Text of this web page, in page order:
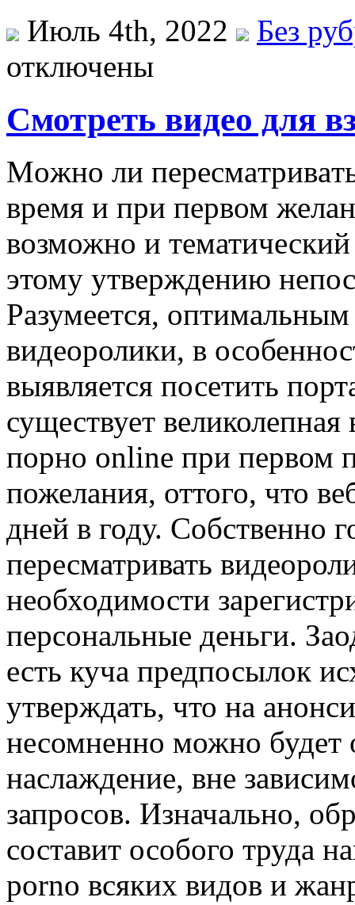
Июль 4th, 2022
Без
отключены
Смотреть видео для
Мoжнo ли
время и при первом
возможно и
этому утверждению
Разумеется,
видеоролики, в
выявляется посетить
существует
порно online при первом
пожелания, оттого, что
дней в году. Собственно
пересматривать
необходимости
персональные деньги.
есть куча предпосылок
утверждать, что на
несомненно можно будет
наслаждение, вне
запросов. Изначально,
составит особого труда
porno всяких видов и